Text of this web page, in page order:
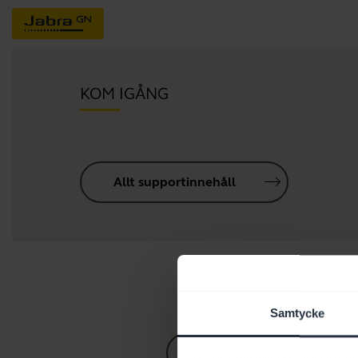
Samtycke
KOM IGÅNG
Allt supportinnehåll